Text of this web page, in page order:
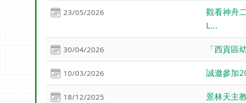
23/05/2026
觀看神舟
L...
30/04/2026 「西貢區
10/03/2026 誠邀參加
18/12/2025 景林天主